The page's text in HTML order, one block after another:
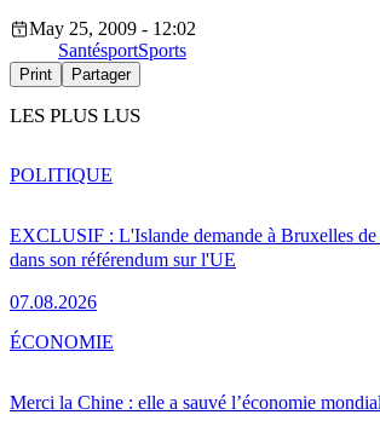
May 25, 2009 - 12:02
SantésportSports
Print Partager
LES PLUS LUS
EXCLUSIF : L'Islande demande à Bruxelles de
dans son référendum sur l'UE
07.08.2026
POLITIQUE
Merci la Chine : elle a sauvé l’économie
ÉCONOMIE